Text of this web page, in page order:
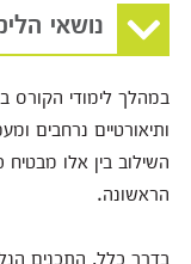
נושאי
במהלך לימודי הקורס
ותיאורטיים נרחבים
השילוב בין אלו
הראשונה.
בדרך כלל, התכנים